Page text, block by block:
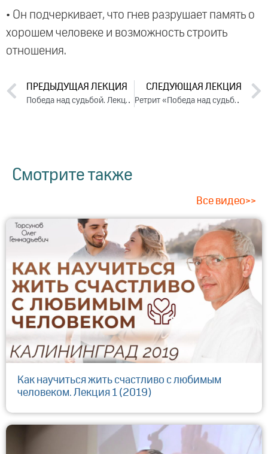
• Он подчеркивает, что гнев разрушает память о
хорошем человеке и возможность строить
отношения.
ПРЕДЫДУЩАЯ ЛЕКЦИЯ
Победа над судьбой. Лекция 1 (2022)
СЛЕДУЮЩАЯ ЛЕКЦИЯ
Ретрит «Победа над судьбой». 2022
Смотрите также
Все видео>>
Как научиться жить счастливо с любимым
человеком. Лекция 1 (2019)